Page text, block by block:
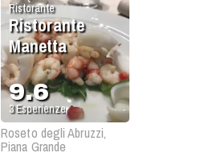
Ristorante
Ristorante
Manetta
9.6
3Esperienze
Roseto degli Abruzzi,
Piana Grande